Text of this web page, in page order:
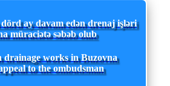
ay davam edən drenaj işləri
müraciətə səbəb olub
drainage works in Buzovna
to the ombudsman